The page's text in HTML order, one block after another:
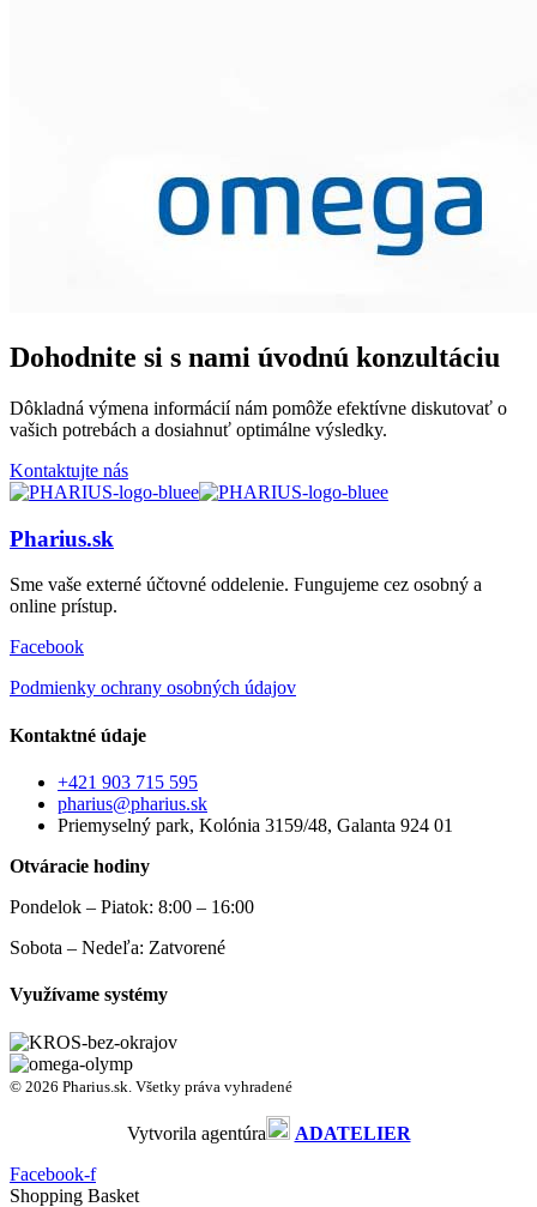
Dohodnite si s nami úvodnú konzultáciu
Dôkladná výmena informácií nám pomôže efektívne diskutovať o
vašich potrebách a dosiahnuť optimálne výsledky.
Kontaktujte nás
Pharius.sk
Sme vaše externé účtovné oddelenie. Fungujeme cez osobný a
online prístup.
Facebook
Podmienky ochrany osobných údajov
Kontaktné údaje
+421 903 715 595
pharius@pharius.sk
Priemyselný park, Kolónia 3159/48, Galanta 924 01
Otváracie hodiny
Pondelok – Piatok: 8:00 – 16:00
Sobota – Nedeľa: Zatvorené
Využívame systémy
© 2026 Pharius.sk. Všetky práva vyhradené
Vytvorila agentúra
ADATELIER
Facebook-f
Shopping Basket